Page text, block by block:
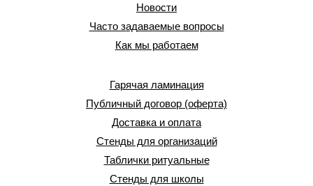
Новости
Часто задаваемые вопросы
Как мы работаем
Гарячая ламинация
Публичный договор (оферта)
Доставка и оплата
Стенды для организаций
Таблички ритуальные
Стенды для школы